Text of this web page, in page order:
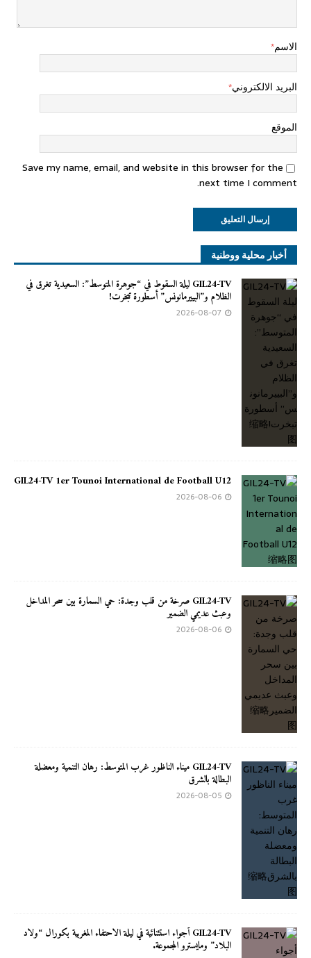
الاسم*
البريد الالكتروني*
الموقع
Save my name, email, and website in this browser for the
next time I comment.
أخبار محلية ووطنية
GIL24-TV ليلة السقوط في “جوهرة المتوسط”: السعيدية تغرق في
الظلام و”البييرمانونس” أسطورة تبخرت!
2026-08-07
GIL24-TV 1er Tounoi International de Football U12
2026-08-06
GIL24-TV صرخة من قلب وجدة: حي السمارة بين سحر المداخل
وعبث عديمي الضمير
2026-08-06
GIL24-TV ميناء الناظور غرب المتوسط: رهان التنمية ومعضلة
البطالة بالشرق
2026-08-05
GIL24-TV أجواء استثنائية في ليلة الاحتفاء المغربية بكورال “ولاد
البلاد” ومايسترو المجموعة.